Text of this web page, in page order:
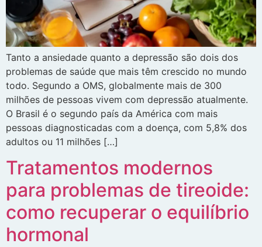
Tanto a ansiedade quanto a depressão são dois dos
problemas de saúde que mais têm crescido no mundo
todo. Segundo a OMS, globalmente mais de 300
milhões de pessoas vivem com depressão atualmente.
O Brasil é o segundo país da América com mais
pessoas diagnosticadas com a doença, com 5,8% dos
adultos ou 11 milhões […]
Tratamentos modernos
para problemas de tireoide:
como recuperar o equilíbrio
hormonal